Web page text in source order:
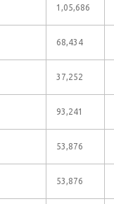
1,05,686
68,434
37,252
93,241
53,876
53,876